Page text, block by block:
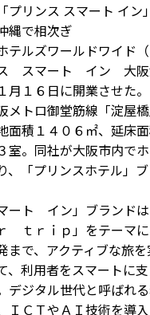
リンス スマート イン
縄で相次ぎ
テルズワールドワイド
スマート イン 大阪
１６日に開業させた。
メトロ御堂筋線「淀屋
面積１４０６㎡、延床
室。同社が大阪市内で
、「プリンスホテル」
ト イン」ブランドは
ｔｒｉｐ」をテーマに
まで、アクティブな旅
、利用者をスマートに
デジタル世代と呼ばれ
ＩＣＴやＡＩ技術を導